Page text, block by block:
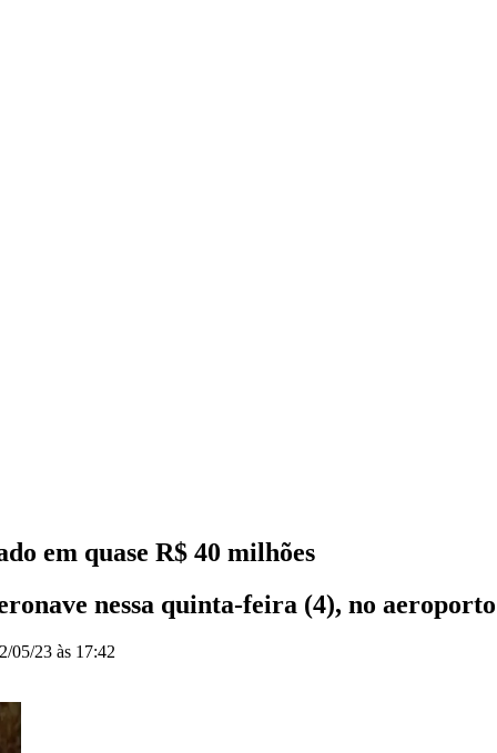
em quase R$ 40 milhões
nessa quinta-feira (4), no
05/23 às 17:42